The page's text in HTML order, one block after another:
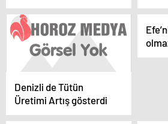
ŞÜPHELİ
TUTUKLANDI
Denizli de Tütün
Üretimi Artış gösterdi